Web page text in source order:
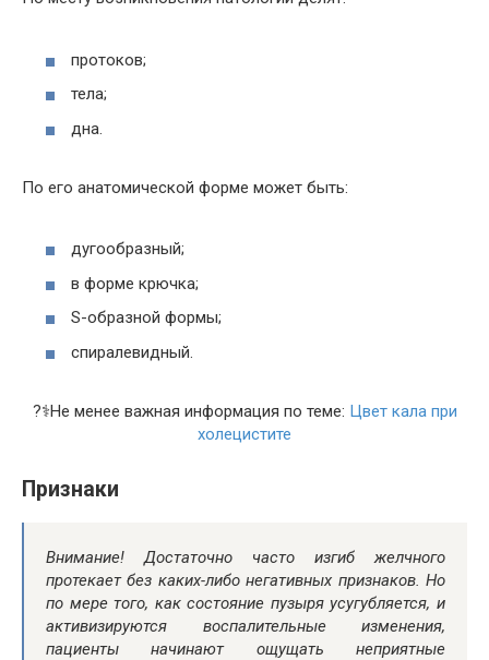
протоков;
тела;
дна.
По его анатомической форме может быть:
дугообразный;
в форме крючка;
S-образной формы;
спиралевидный.
?‍⚕️Не менее важная информация по теме: Цвет кала при
холецистите
Признаки
Внимание! Достаточно часто изгиб желчного
протекает без каких-либо негативных признаков. Но
по мере того, как состояние пузыря усугубляется, и
активизируются воспалительные изменения,
пациенты начинают ощущать неприятные